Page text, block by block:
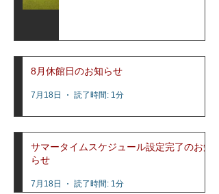
8月休館日のお知らせ
7月18日 読了時間: 1分
サマータイムスケジュール設定完了のお知
らせ
7月18日 読了時間: 1分